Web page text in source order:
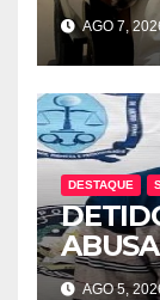
AGO 7,
DESTAQUE
AGO 5,